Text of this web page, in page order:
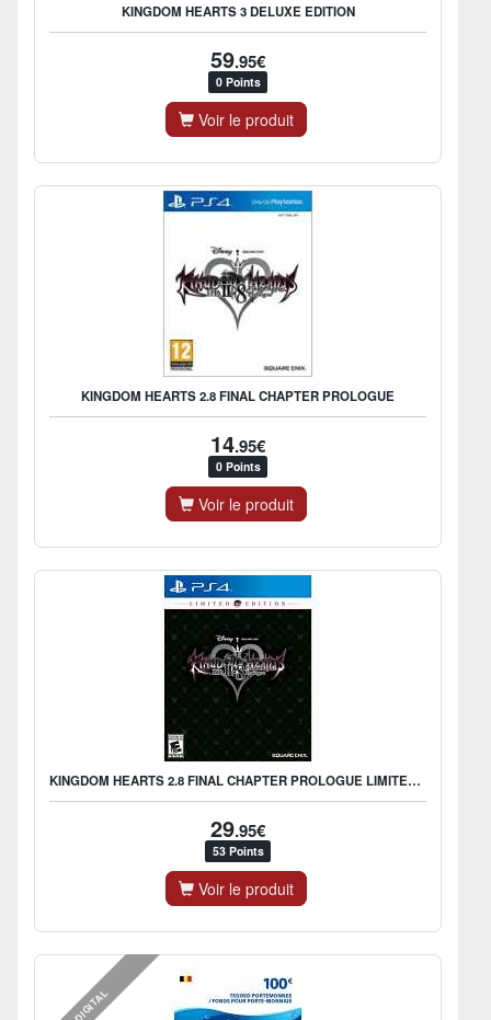
KINGDOM HEARTS 3 DELUXE EDITION
59.95€
0 Points
Voir le produit
KINGDOM HEARTS 2.8 FINAL CHAPTER PROLOGUE
14.95€
0 Points
Voir le produit
KINGDOM HEARTS 2.8 FINAL CHAPTER PROLOGUE LIMITED EDITION
29.95€
53 Points
Voir le produit
DIGITAL